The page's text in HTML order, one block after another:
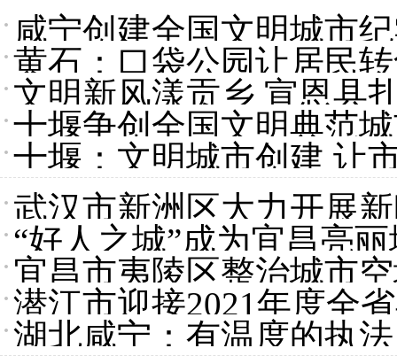
咸宁创建全国文明城市
黄石：口袋公园让居民
文明新风漾贡乡 宣恩县
十堰争创全国文明典范
十堰：文明城市创建 让
武汉市新洲区大力开展
“好人之城”成为宜昌亮
宜昌市夷陵区整治城市
潜江市迎接2021年度全
湖北咸宁：有温度的执